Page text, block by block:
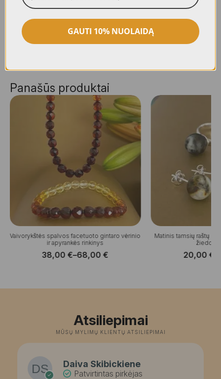
informacija
ekranų ypatybių, nustatymų ir/ar apšvietimo
Panašūs produktai
Vaivorykštės spalvos facetuoto gintaro vėrinio
ir apyrankės rinkinys
38,00€–68,00€
Price
through
Matinis tamsių raštų
žiedo
20,00 €
Atsiliepimai
MŪSŲ MYLIMŲ KLIENTŲ ATSILIEPIMAI
Daiva Skibickiene
Patvirtintas pirkėjas
GAUTI 10% NUOLAIDĄ